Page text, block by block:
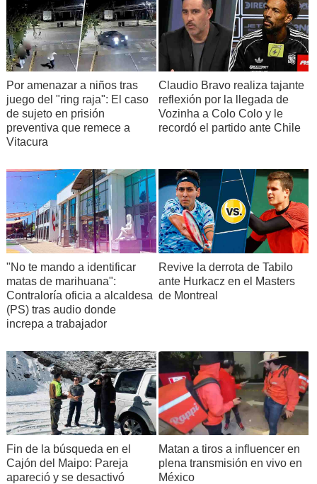
Por amenazar a niños tras
juego del "ring raja": El caso
de sujeto en prisión
preventiva que remece a
Vitacura
Claudio Bravo realiza tajante
reflexión por la llegada de
Vozinha a Colo Colo y le
recordó el partido ante Chile
"No te mando a identificar
matas de marihuana":
Contraloría oficia a alcaldesa
(PS) tras audio donde
increpa a trabajador
Revive la derrota de Tabilo
ante Hurkacz en el Masters
de Montreal
Fin de la búsqueda en el
Cajón del Maipo: Pareja
apareció y se desactivó
Matan a tiros a influencer en
plena transmisión en vivo en
México